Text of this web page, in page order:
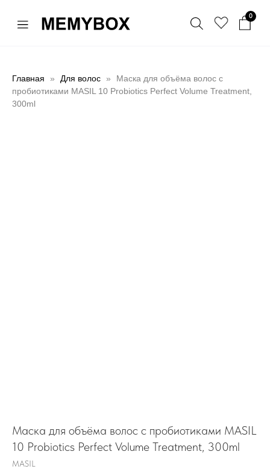
Главная Для волос
Маска для объёма волос с
пробиотиками MASIL 10 Probiotics Perfect Volume Treatment,
300ml
Маска для объёма волос с пробиотиками MASIL
10 Probiotics Perfect Volume Treatment, 300ml
MASIL